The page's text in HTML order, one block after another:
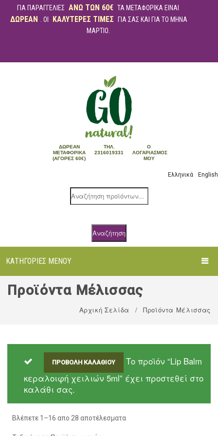
ΓΙΑ ΠΑΡΑΓΓΕΛΙΕΣ ΑΝΩ ΤΩΝ 60€ ΤΑ ΜΕΤΑΦΟΡΙΚΑ ΕΙΝΑΙ
ΔΩΡΕΑΝ . ΟΙ ΚΑΛΥΤΕΡΕΣ ΤΙΜΕΣ
ΓΙΑ ΣΑΣ ΚΑΙ ΓΙΑ ΤΟ ΜΗΝΑ
ΜΑΡΤΙΟ.
ΔΩΡΕΆΝ
ΜΕΤΑΦΟΡΙΚΆ
(ΑΓΟΡΈΣ 60€)
ΤΗΛ.
2316019331
Ο
ΛΟΓΑΡΙΑΣΜΌΣ
ΜΟΥ
Ελληνικά English
Products
Αναζήτηση
ΚΑΤΗΓΟΡΊΕΣ ΜΕΝΟΎ
ΑΡΧΙΚΉ
Αφέψημα σε φακελάκια
Τριμμένα Βότανα σε Βαζάκι
Άτριφτα Βότανα
ΒΆΜΜΑΤΑ
Βάμματα Βοτάνων
Μείγματα / Ελιξήρια
ΦΥΤΙΚΆ ΈΛΑΙΑ
Εξωτερικής Χρήσης
Μείγματα για Εξωτερική Χρήση
ΑΙΘΈΡΙΑ ΈΛΑΙΑ
Αιθέρια Έλαια Melimpampa
ΤΡΌΦΙΜΑ
Προϊόντα Μέλισσας
Αρχική Σελίδα / Προϊόντα Μέλισσας
ΠΡΟΒΟΛΉ ΚΑΛΑΘΙΟΎ
Το προϊόν “Lip Balm
κεραλοιφή χειλιών 5ml” έχει προστεθεί στο
καλάθι σας.
Βλέπετε 1–16 απο 28 αποτέλεσματα